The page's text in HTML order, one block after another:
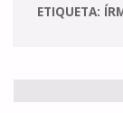
ETIQUETA: